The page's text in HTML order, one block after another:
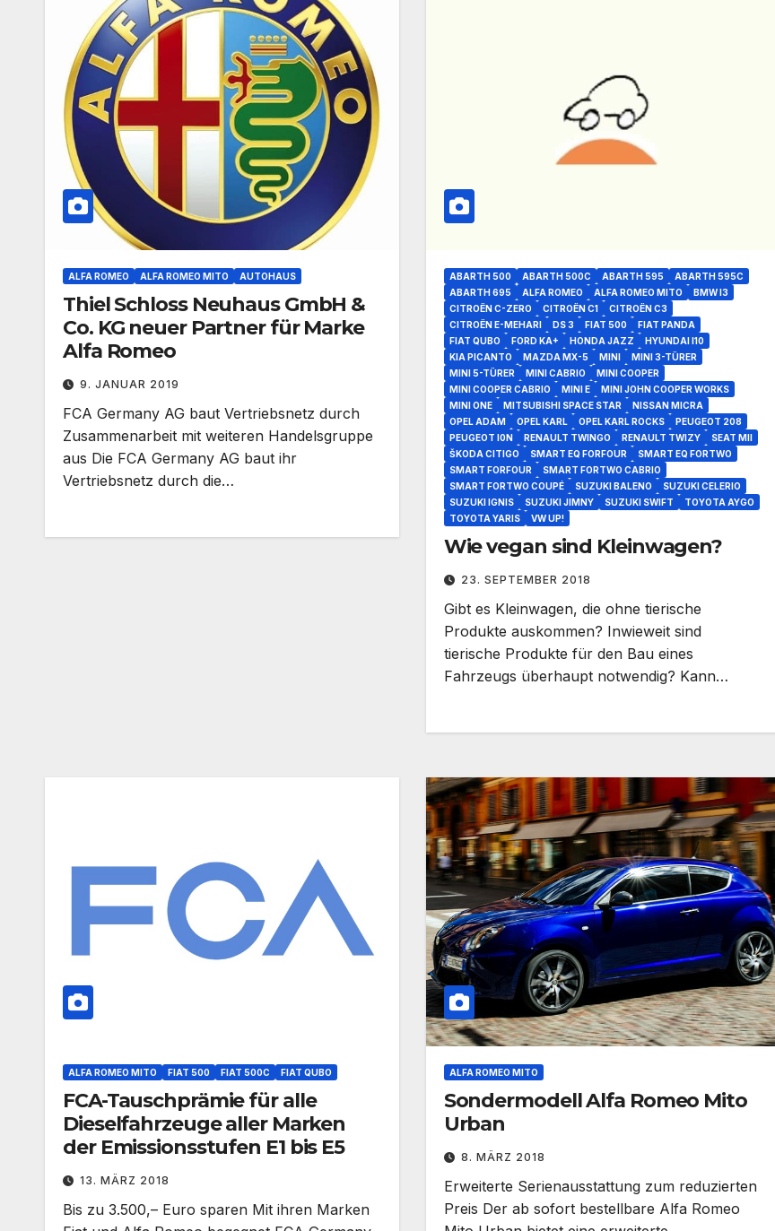
ALFA ROMEO ALFA ROMEO MITO AUTOHAUS
Thiel Schloss Neuhaus GmbH &
Co. KG neuer Partner für Marke
Alfa Romeo
9. JANUAR 2019
FCA Germany AG baut Vertriebsnetz durch
Zusammenarbeit mit weiteren Handelsgruppe
aus Die FCA Germany AG baut ihr
Vertriebsnetz durch die…
ABARTH 500 ABARTH 500C ABARTH 595
ABARTH 595C
ABARTH 695
ALFA ROMEO ALFA ROMEO MITO
BMW I3
CITROËN C-ZERO
CITROËN C1
CITROËN C3
CITROËN E-MEHARI
DS 3 FIAT 500
FIAT PANDA
FIAT QUBO
FORD KA+ HONDA JAZZ
HYUNDAI I10
KIA PICANTO
MAZDA MX-5 MINI
MINI 3-TÜRER
MINI 5-TÜRER
MINI CABRIO
MINI COOPER
MINI COOPER CABRIO
MINI E
MINI JOHN COOPER WORKS
MINI ONE
MITSUBISHI SPACE STAR
NISSAN MICRA
OPEL ADAM
OPEL KARL OPEL KARL ROCKS
PEUGEOT 208
PEUGEOT I0N
RENAULT TWINGO RENAULT TWIZY
SEAT MII
ŠKODA CITIGO
SMART EQ FORFOUR
SMART EQ FORTWO
SMART FORFOUR
SMART FORTWO CABRIO
SMART FORTWO COUPÉ
SUZUKI BALENO
SUZUKI CELERIO
SUZUKI IGNIS
SUZUKI JIMNY SUZUKI SWIFT
TOYOTA AYGO
TOYOTA YARIS
VW UP!
Wie vegan sind Kleinwagen?
23. SEPTEMBER 2018
Gibt es Kleinwagen, die ohne tierische
Produkte auskommen? Inwieweit sind
tierische Produkte für den Bau eines
Fahrzeugs überhaupt notwendig? Kann…
ALFA ROMEO MITO FIAT 500 FIAT 500C FIAT QUBO
FCA-Tauschprämie für alle
Dieselfahrzeuge aller Marken
der Emissionsstufen E1 bis E5
13. MÄRZ 2018
Bis zu 3.500,– Euro sparen Mit ihren Marken
ALFA ROMEO MITO
Sondermodell Alfa Romeo Mito
Urban
8. MÄRZ 2018
Erweiterte Serienausstattung zum reduzierten
Preis Der ab sofort bestellbare Alfa Romeo